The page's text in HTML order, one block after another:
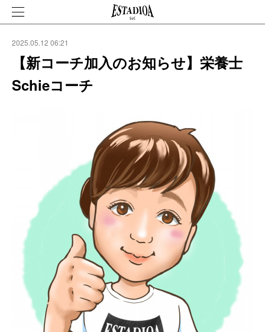
2025.05.12 06:21
【新コーチ加入のお知らせ】栄養士
Schieコーチ